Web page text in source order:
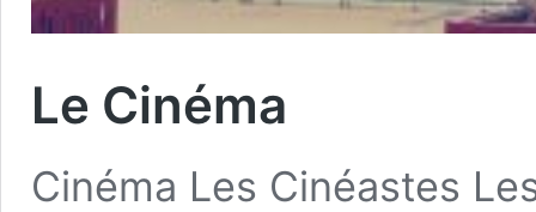
Le Cinéma
Cinéma Les Cinéastes